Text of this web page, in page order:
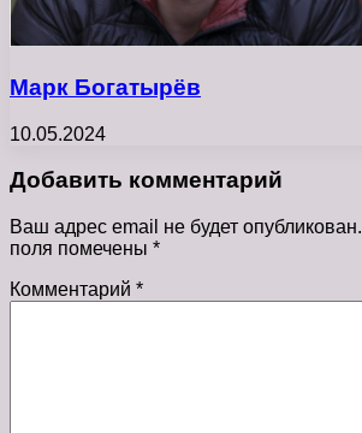
Марк Богатырёв
10.05.2024
Добавить комментарий
Ваш адрес email не будет опубликован.
поля помечены *
Комментарий *